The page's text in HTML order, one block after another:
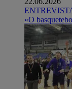
«O